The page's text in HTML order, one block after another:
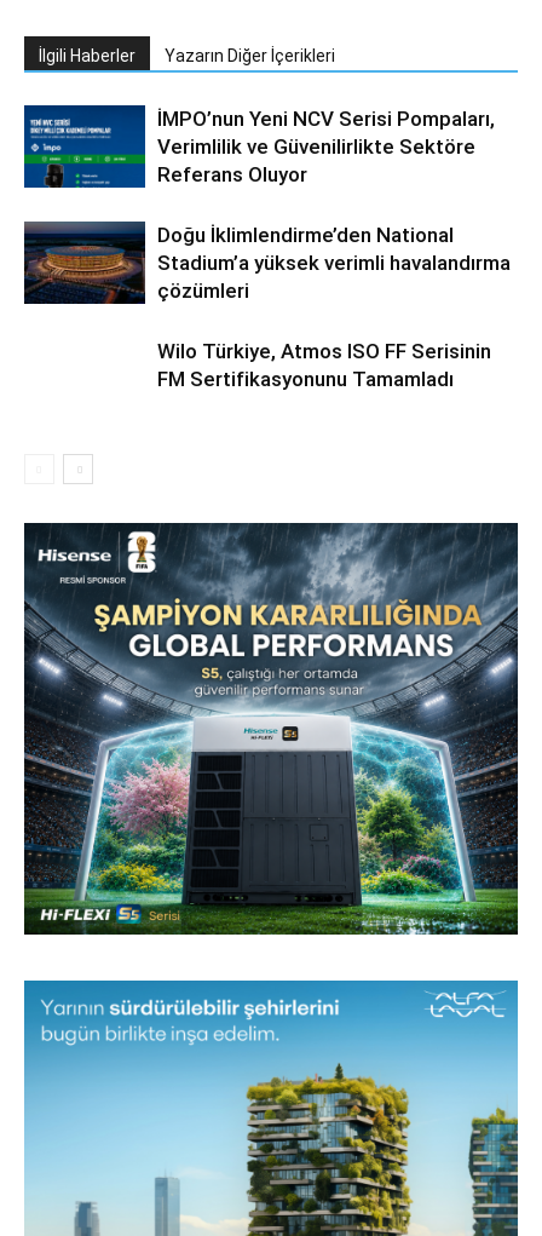
İlgili Haberler Yazarın Diğer İçerikleri
İMPO’nun Yeni NCV Serisi Pompaları,
Verimlilik ve Güvenilirlikte Sektöre
Referans Oluyor
Doğu İklimlendirme’den National
Stadium’a yüksek verimli havalandırma
çözümleri
Wilo Türkiye, Atmos ISO FF Serisinin
FM Sertifikasyonunu Tamamladı